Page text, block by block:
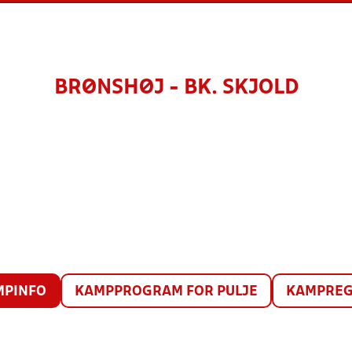
BRØNSHØJ - BK. SKJOLD
KAMPPROGRAM FOR PULJE